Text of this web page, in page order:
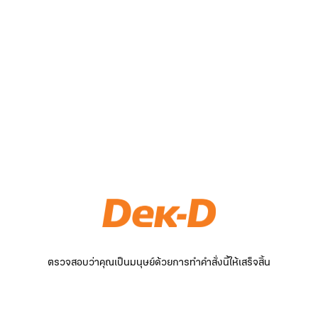
ตรวจสอบว่าคุณเป็นมนุษย์ด้วยการทำคำสั่งนี้ให้เสร็จสิ้น